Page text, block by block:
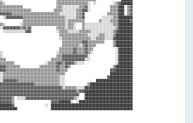
▒▒▒▒▒▒▒▒▒▒▒▒▒▒▒▒▒▒▒▒▒▒░░  ░░            ░░▒▒▓▓████████
▒▒▒▒░░░░░░░░░░░░▒▒▒▒▓▓░░              ▒▒▒▒▒▒████  ▒▒▓▓
▒▒▒▒▒▒░░░░░░░░░░▒▒▒▒▓▓▓▓░░              ▒▒▒▒▒▒████  ▒▒▓▓
▒▒▒▒▒▒▒▒████  ▒▒▓▓
░░▓▓▓▓▓▓▓▓▓▓▓▓▒▒▒▒▒▒▒▒▒▒▒▒▒▒▒▒▒▒▒▒▒▒▒▒▒▒▒▒▒▒░░░░░░░░▒▒▒▒▓▓            ░░░░░░░░▒▒▒▒██████████
▒▒▒▒▒▒▒▒▒▒▒▒▒▒▒▒▒▒▒▒▒▒▒▒▒▒▒▒▒▒░░▒▒▒▒▒▒▒▒▒▒▒▒          ▒▒░░░░░░▒▒▒▒▒▒████████▓▓
░░▒▒▒▒▒▒▒▒▒▒▒▒▒▒▒▒▒▒▒▒▒▒▒▒▒▒▒▒▒▒░░▒▒▒▒░░    ▒▒░░░░░░░░░░░░░░░░░░░░▒▒▒▒██████████
▒▒▒▒▒▒░░▒▒▒▒░░    ▒▒░░░░░░░░░░░░░░░░░░░░░░▒▒██████████
░░▒▒▒▒▒▒░░░░░░░░▒▒▒▒▒▒▒▒░░░░░░░░░░░░░░░░▒▒▓▓██████████
▒▒▒▒▒▒▒▒▒▒▒▒▒▒▒▒▒▒▒▒░░░░░░░░▒▒▒▒░░░░░░▒▒████████████
░░▒▒▒▒▒▒▒▒▒▒▒▒▒▒▒▒▒▒▒▒░░░░▒▒▒▒▒▒░░░░░░▓▓████████████
▒▒▒▒▒▒▒▒▒▒▒▒▒▒▓▓▓▓▒▒▒▒▒▒▒▒▒▒▒▒      ▒▒████████████
▒▒▒▒▒▒▒▒▒▒▒▒░░▒▒▓▓▒▒▒▒▒▒            ▒▒████████████
▒▒▒▒▒▒▒▒▒▒▓▓▒▒▒▒▒▒▓▓▒▒▒▒                ░░██████████
░░▒▒▒▒▒▒▒▒▒▒▓▓▒▒▒▒▒▒▓▓▒▒░░                ░░██████████
▒▒▒▒▓▓▓▓▓▓▓▓▓▓▓▓▓▓▓▓▓▓░░                  ░░██████████
▒▒▒▒▒▒▒▒▓▓▓▓▓▓▓▓▓▓▓▓▓▓▓▓░░░░                  ░░██████████
░░▒▒▒▒▒▒▓▓▓▓▒▒▓▓▓▓▓▓▒▒░░░░░░                      ░░██████████
▒▒▒▒▒▒▒▒▒▒▒▒▓▓▒▒▒▒▓▓▒▒                              ▒▒████████████
▓▓▓▓████████████
████████████████
▓▓████████████████
██████████████████████████
▒▒██████████████████████████████
██████████████████████████████████
░░░░░░▓▓▓▓▓▓▓▓▓▓▓▓▓▓▓▓▓▓▓▓▓▓▓▓▓▓▓▓▓▓▓▓▓▓▒▒░░    ██████████████████████████████████
▓▓▓▓▓▓████████░░  ░░██████████████████████████████████████
░░  ██████████████████████████████████████████████████████████